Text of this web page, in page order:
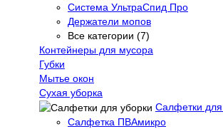
Система УльтраСпид Про
Держатели мопов
Все категории (7)
Контейнеры для мусора
Губки
Мытье окон
Сухая уборка
Салфетки для
Салфетка ПВАмикро